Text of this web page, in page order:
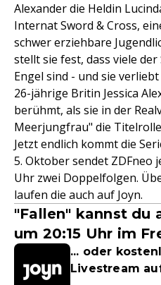
Alexander die Heldin
Internat Sword & Cross,
schwer erziehbare
stellt sie fest, dass viele
Engel sind - und sie
26-jährige Britin Jessica
berühmt, als sie in der
Meerjungfrau" die
Jetzt endlich kommt die
5. Oktober sendet ZDFneo
Uhr zwei Doppelfolgen.
laufen die auch auf Joyn.
"Fallen" kannst du
um 20:15 Uhr im
... oder
Livestream